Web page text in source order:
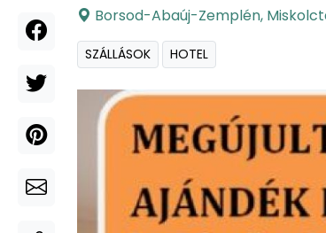
Borsod-Abaúj-Zemplén,
SZÁLLÁSOK HOTEL